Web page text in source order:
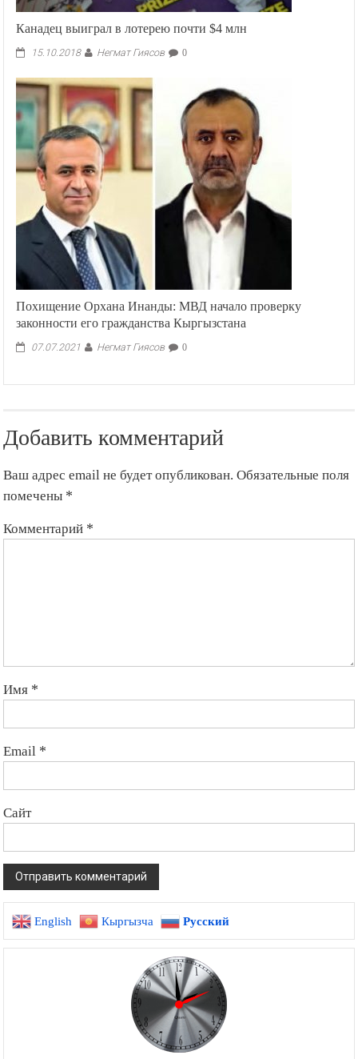
Канадец выиграл в лотерею почти $4 млн
15.10.2018 Негмат Гиясов 0
Похищение Орхана Инанды: МВД начало проверку
законности его гражданства Кыргызстана
07.07.2021 Негмат Гиясов 0
Добавить комментарий
Ваш адрес email не будет опубликован. Обязательные поля
помечены *
Комментарий *
Имя *
Email *
Сайт
English Кыргызча Русский